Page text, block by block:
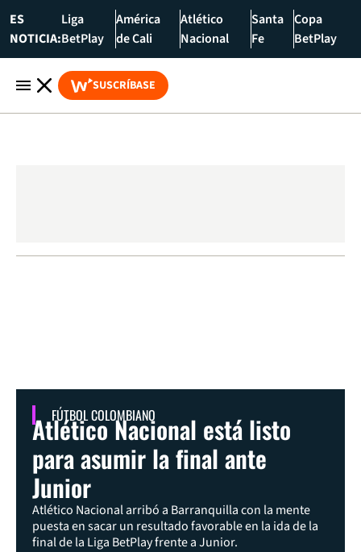
ES
NOTICIA:
Liga
BetPlay
América
de Cali
Atlético
Nacional
Santa
Fe
Copa
BetPlay
SUSCRÍBASE
FÚTBOL COLOMBIANO
Atlético Nacional está listo
para asumir la final ante
Junior
Atlético Nacional arribó a Barranquilla con la mente
puesta en sacar un resultado favorable en la ida de la
final de la Liga BetPlay frente a Junior.